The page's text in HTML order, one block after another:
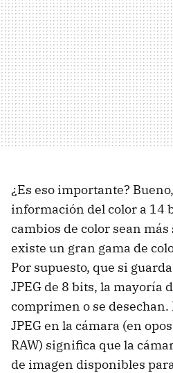
¿Es eso importante?
información del color a 14
cambios de color sean
existe un gran gama de
Por supuesto, que si
JPEG de 8 bits, la mayoría
comprimen o se
JPEG en la cámara (en
RAW) significa que la
de imagen disponibles